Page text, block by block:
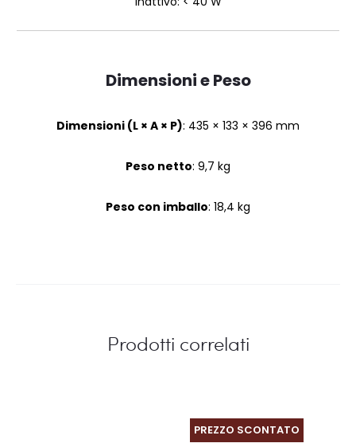
Dimensioni e Peso
Dimensioni (L × A × P): 435 × 133 × 396 mm
Peso netto: 9,7 kg
Peso con imballo: 18,4 kg
Prodotti correlati
PREZZO SCONTATO